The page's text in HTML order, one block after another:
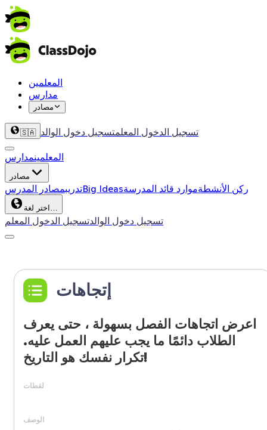
المعلمين
مدارس
مصادر
🇸🇦 تسجيل الدخول المعلمتسجيل دخول الوالد
المعلمينمدارس
مصادر
تدريبمصادر المدرس Big Ideas ركن الأنشطةموارد قائد المدرسة
اختر لغة…
تسجيل الدخول المعلمتسجيل دخول الوالد
إتجاهات
اعرض اتجاهات الفصل بسهولة ، حتى يعرف
الطلاب دائمًا ما يجب عليهم العمل عليه.
تكرار نفسك هو التاريخ!
لقطات
الوصف